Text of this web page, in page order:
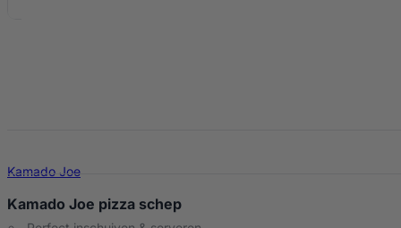
Kamado Joe
Kamado Joe pizza schep